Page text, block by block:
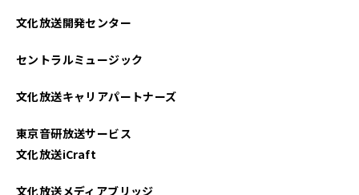
文化放送開発センター
セントラルミュージック
文化放送キャリアパートナーズ
東京音研放送サービス
文化放送iCraft
文化放送メディアブリッジ